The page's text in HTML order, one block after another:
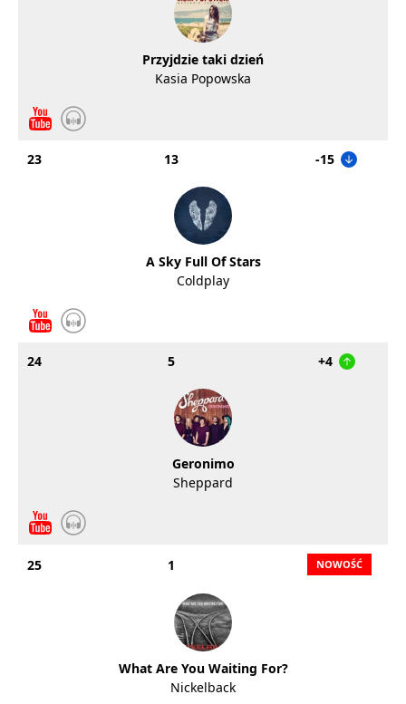
Przyjdzie taki dzień
Kasia Popowska
23 13 -15
A Sky Full Of Stars
Coldplay
24 5 +4
Geronimo
Sheppard
25 1
What Are You Waiting For?
Nickelback